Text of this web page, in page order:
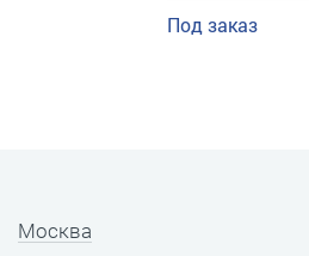
Под заказ
Москва